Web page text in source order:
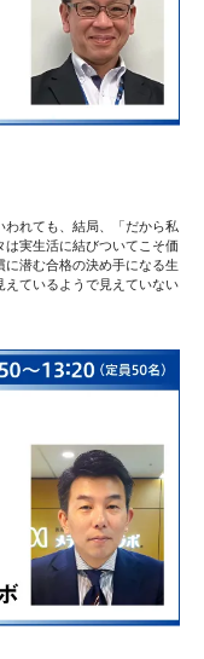
われても、結局、「だから私
実生活に結びついてこそ価
潜む合格の決め手になる生
えているようで見えていない